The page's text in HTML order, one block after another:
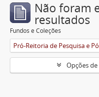
Não foram
resultados
Fundos e Coleções
Opções